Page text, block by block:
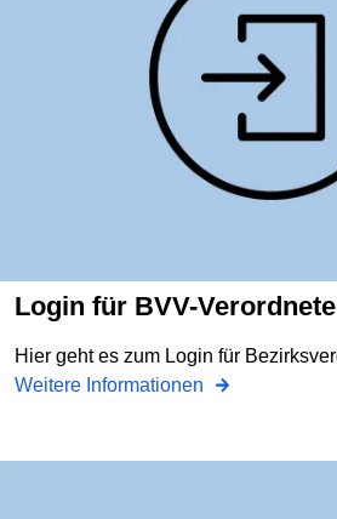
Login für BVV-Verordnete
Hier geht es zum Login für
Weitere Informationen